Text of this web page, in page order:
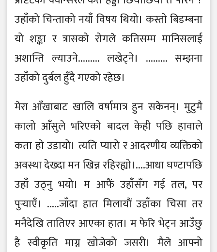
उहाँको चिन्ताको नयाँ विषय थियो। कस्तो बिडम्बना
यो शङ्का र त्रासको रोगले कतिसम्म मानिसलाई
अशान्ति ल्याउने......... लखेट्ने। ......... सम्झना
उहाँको दुर्बल हुँदै गएको रहेछ।
मेरा आँखाबाट खालि वर्षामात्र हुन सकेनन्। मुटुमै
कालो आँसुले भरिएको बादल केही पछि हावाले
कता हो उडायो। त्यति प्यारो र आदरणीय व्यक्तिको
अवस्था देख्दा मन खिन्न रहिरह्यो।....आधा घण्टापछि
उहाँ उठ्नु भयो। म आफैं उहाँसँग गई तल, पर
पुर्‍याएँ। .....जाँदा हात मिलायौं उहाँका चिसा तर
मनैदेखि तातिएर आएका हात। म फेरि भेट्न आउँछु
है स्वीकृति माग्न खोजेको जसरी। मैले आफ्नो